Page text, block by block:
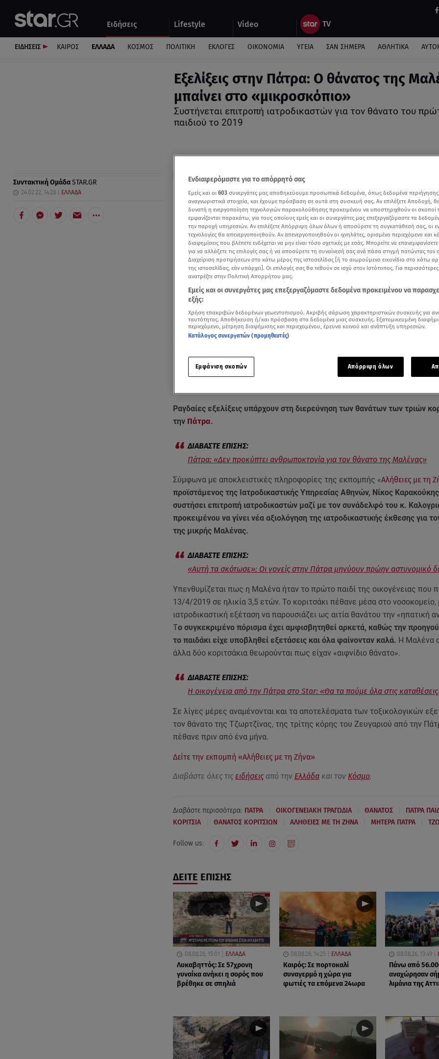
Ειδήσεις Lifestyle Video
Αυτοκίνητο
ΕΙΔΗΣΕΙΣ ΚΑΙΡΟΣ ΕΛΛΑΔΑ ΚΟΣΜΟΣ ΠΟΛΙΤΙΚΗ ΕΚΛΟΓΕΣ ΟΙΚΟΝΟΜΙΑ ΥΓΕΙΑ ΣΑΝ ΣΗΜΕΡΑ ΑΘΛΗΤΙΚΑ
Eξελίξεις στην Πάτρα: Ο θάνατος της
μπαίνει στο «μικροσκόπιο»
Συστήνεται επιτροπή ιατροδικαστών για τον θάνατο του
παιδιού το 2019
Συντακτική ΟμάδαSTAR.GR
24.02.22, 14:28 ΕΛΛΑΔΑ
Δείτε περισσότερα άρθρα μας στα αποτελέσματα αναζήτησης
Add star.gr on Google
Ραγδαίες εξελίξεις υπάρχουν στη διερεύνηση των θανάτων των τριών
την Πάτρα.
Πάτρα: «Δεν προκύπτει ανθρωποκτονία για τον θάνατο της Μαλένας»
Σύμφωνα με αποκλειστικές πληροφορίες της εκπομπής «Αλήθειες με τη
προϊστάμενος της Ιατροδικαστικής Υπηρεσίας Αθηνών, Νίκος
συστήσει επιτροπή ιατροδικαστών μαζί με τον συνάδελφό του κ.
προκειμένου να γίνει νέα αξιολόγηση της ιατροδικαστικής έκθεσης για
της μικρής Μαλένας.
«Αυτή τα σκότωσε»: Οι γονείς στην Πάτρα μηνύουν πρώην αστυνομικό
Υπενθυμίζεται πως η Μαλένα ήταν το πρώτο παιδί της οικογένειας που
13/4/2019 σε ηλικία 3,5 ετών. Το κοριτσάκι πέθανε μέσα στο νοσοκομείο,
ιατροδικαστική εξέταση να παρουσιάζει ως αιτία θανάτου την «ηπατική
Το συγκεκριμένο πόρισμα έχει αμφισβητηθεί αρκετά, καθώς την
το παιδάκι είχε υποβληθεί εξετάσεις και όλα φαίνονταν καλά. Η Μαλένα
άλλα δύο κοριτσάκια θεωρούνται πως είχαν «αιφνίδιο θάνατο».
Η οικογένεια από την Πάτρα στο Star: «Θα τα πούμε όλα στις
Σε λίγες μέρες αναμένονται και τα αποτελέσματα των τοξικολογικών
τον θάνατο της Τζωρτζίνας, της τρίτης κόρης του Ζευγαριού από την
πέθανε πριν από ένα μήνα.
Δείτε την εκπομπή «Αλήθειες με τη Ζήνα»
Διαβάστε όλες τις ειδήσειςαπό την Ελλάδακαι τον Κόσμο.
Διαβάστε περισσότερα: ΠΑΤΡΑ ΟΙΚΟΓΕΝΕΙΑΚΗ ΤΡΑΓΩΔΙΑ ΘΑΝΑΤΟΣ ΠΑΤΡΑ
ΚΟΡΙΤΣΙΑ ΘΑΝΑΤΟΣ ΚΟΡΙΤΣΙΩΝ ΑΛΗΘΕΙΕΣ ΜΕ ΤΗ ΖΗΝΑ ΜΗΤΕΡΑ ΠΑΤΡΑ
Follow us:
ΔΕΙΤΕ ΕΠΙΣΗΣ
08.08.26, 15:01 ΕΛΛΑΔΑ
Λυκαβηττός: Σε 57χρονη
γυναίκα ανήκει η σορός που
βρέθηκε σε σπηλιά
08.08.26, 14:25 ΕΛΛΑΔΑ
Καιρός: Σε πορτοκαλί
συναγερμό η χώρα για
φωτιές τα επόμενα 24ωρα
08.08.26, 13:49
Πάνω από
αναχώρησαν
λιμάνια της
Ενδιαφερόμαστε για το απόρρητό σας
Εμείς και οι 603 συνεργάτες μας αποθηκεύουμε προσωπικά δεδομένα, όπως δεδομένα
αναγνωριστικά στοιχεία, και έχουμε πρόσβαση σε αυτά στη συσκευή σας. Αν επιλέξετε Αποδοχή,
δυνατή η ενεργοποίηση τεχνολογιών παρακολούθησης προκειμένου να υποστηριχθούν οι σκοποί
εμφανίζονται παρακάτω, για τους οποίους εμείς και οι συνεργάτες μας επεξεργαζόμαστε τα
την παροχή υπηρεσιών. Αν επιλέξετε Απόρριψη όλων όλων ή αποσύρετε τη συγκατάθεσή σας, οι
τεχνολογίες θα απενεργοποιηθούν. Αν απενεργοποιηθούν οι ιχνηλάτες, ορισμένο περιεχόμενο και
διαφημίσεις που βλέπετε ενδέχεται να μην είναι τόσο σχετικές με εσάς. Μπορείτε να
για να αλλάξετε τις επιλογές σας ή να αποσύρετε τη συναίνεσή σας ανά πάσα στιγμή πατώντας τον
Διαχείριση προτιμήσεων στο κάτω μέρος της ιστοσελίδας [ή το αιωρούμενο εικονίδιο στο κάτω
της ιστοσελίδας, εάν υπάρχει]. Οι επιλογές σας θα τεθούν σε ισχύ στον Ιστότοπος. Για
ανατρέξτε στην Πολιτική Απορρήτου μας.
Εμείς και οι συνεργάτες μας επεξεργαζόμαστε δεδομένα προκειμένου να
εξής:
Χρήση επακριβών δεδομένων γεωεντοπισμού. Ακριβής σάρωση χαρακτηριστικών συσκευής για
ταυτότητας. Αποθήκευση ή/και πρόσβαση στα δεδομένα μιας συσκευής. Εξατομικευμένη
περιεχόμενο, μέτρηση διαφήμισης και περιεχομένου, έρευνα κοινού και ανάπτυξη υπηρεσιών.
Κατάλογος συνεργατών (προμηθευτές)
Εμφάνιση σκοπών Απόρριψη όλων